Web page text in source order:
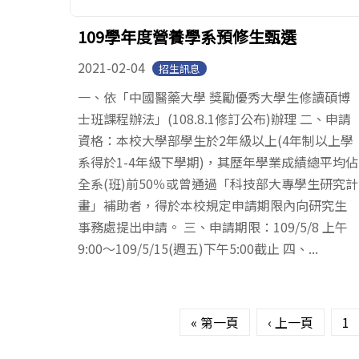
109學年度營養學系預修生甄選
2021-02-04 招生訊息
一、依「中國醫藥大學 獎勵優秀大學生修讀碩博
士班課程辦法」(108.8.1修訂公布)辦理 二、申請
資格：本校大學部學生於2年級以上(4年制以上學
系得於1-4年級下學期)，其歷年學業成績總平均佔
全系(班)前50％或曾通過「科技部大專學生研究計
畫」補助者，得於本校規定申請期限內向研究生
事務處提出申請。 三、申請期限：109/5/8 上午
9:00～109/5/15(週五)下午5:00截止 四、...
« 第一頁 ‹ 上一頁 1